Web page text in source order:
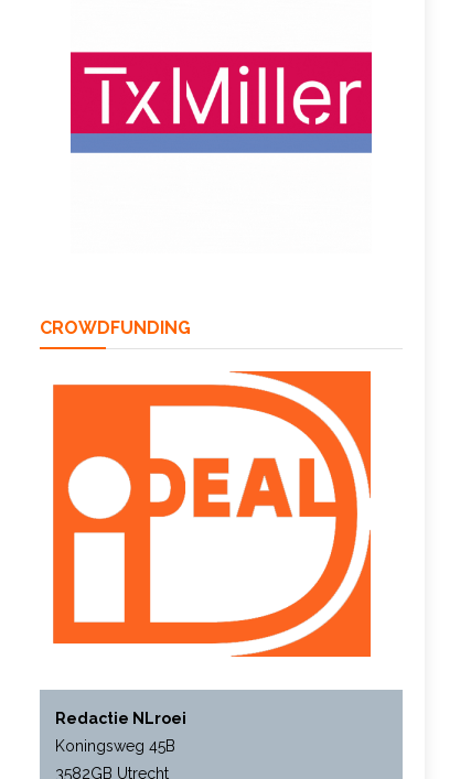
CROWDFUNDING
Redactie NLroei
Koningsweg 45B
3582GB Utrecht